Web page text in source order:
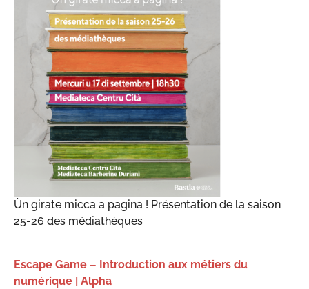
Ùn girate micca a pagina ! Présentation de la saison
25-26 des médiathèques
Escape Game – Introduction aux métiers du
numérique | Alpha